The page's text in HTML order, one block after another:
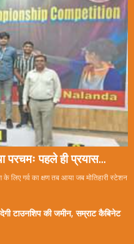
परचमः पहले ही प्रयास...
के लिए गर्व का क्षण तब आया जब मोतिहारी स्टेशन
टाउनशिप की जमीन, सम्राट कैबिनेट